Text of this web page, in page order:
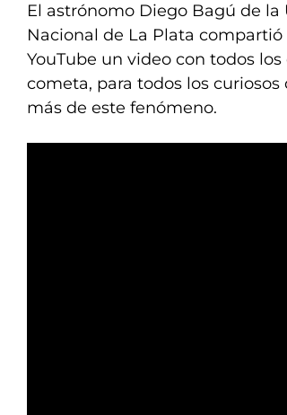
El astrónomo Diego Bagú de la
Nacional de La Plata compartió
YouTube un video con todos
cometa, para todos los
más de este fenómeno.